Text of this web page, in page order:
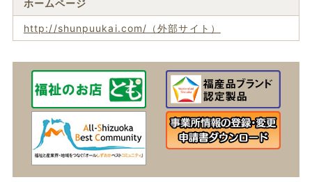
ホームページ
http://shunpuukai.com/（外部サイト）